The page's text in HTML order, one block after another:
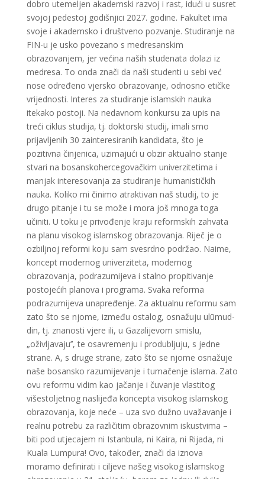
dobro utemeljen akademski razvoj i rast, idući u susret
svojoj pedestoj godišnjici 2027. godine. Fakultet ima
svoje i akademsko i društveno pozvanje. Studiranje na
FIN-u je usko povezano s medresanskim
obrazovanjem, jer većina naših studenata dolazi iz
medresa. To onda znači da naši studenti u sebi već
nose određeno vjersko obrazovanje, odnosno etičke
vrijednosti. Interes za studiranje islamskih nauka
itekako postoji. Na nedavnom konkursu za upis na
treći ciklus studija, tj. doktorski studij, imali smo
prijavljenih 30 zainteresiranih kandidata, što je
pozitivna činjenica, uzimajući u obzir aktualno stanje
stvari na bosanskohercegovačkim univerzitetima i
manjak interesovanja za studiranje humanističkih
nauka. Koliko mi činimo atraktivan naš studij, to je
drugo pitanje i tu se može i mora još mnoga toga
učiniti. U toku je privođenje kraju reformskih zahvata
na planu visokog islamskog obrazovanja. Riječ je o
ozbiljnoj reformi koju sam svesrdno podržao. Naime,
koncept modernog univerziteta, modernog
obrazovanja, podrazumijeva i stalno propitivanje
postojećih planova i programa. Svaka reforma
podrazumijeva unapređenje. Za aktualnu reformu sam
zato što se njome, između ostalog, osnažuju ulūmud-
din, tj. znanosti vjere ili, u Gazalijevom smislu,
„oživljavaju’’, te osavremenju i produbljuju, s jedne
strane. A, s druge strane, zato što se njome osnažuje
naše bosansko razumijevanje i tumačenje islama. Zato
ovu reformu vidim kao jačanje i čuvanje vlastitog
višestoljetnog naslijeđa koncepta visokog islamskog
obrazovanja, koje neće – uza svo dužno uvažavanje i
realnu potrebu za različitim obrazovnim iskustvima –
biti pod utjecajem ni Istanbula, ni Kaira, ni Rijada, ni
Kuala Lumpura! Ovo, također, znači da iznova
moramo definirati i ciljeve našeg visokog islamskog